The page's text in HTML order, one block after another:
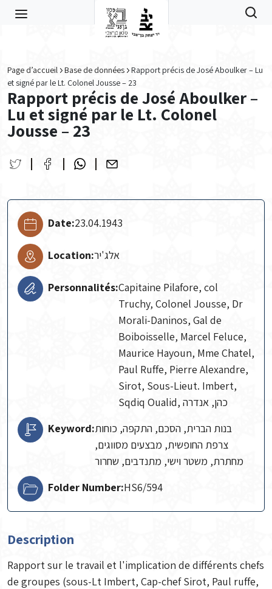
Page d’accueil Base de données
Rapport précis de José Aboulker – Lu
et signé par le Lt. Colonel Jousse – 23
Rapport précis de José Aboulker –
Lu et signé par le Lt. Colonel
Jousse – 23
Date:23.04.1943
Location:אלג'יר
Personnalités:Capitaine Pilafore, col
Truchy, Colonel Jousse, Dr
Morali-Daninos, Gal de
Boiboisselle, Marcel Feluce,
Maurice Hayoun, Mme Chatel,
Paul Ruffe, Pierre Alexandre,
Sirot, Sous-Lieut. Imbert,
Sqdiq Oualid, כהן, אנדרה
Keyword:בנות הברית, הסכם, התקפה, כוחות
צרפת החופשית, מבצעים מסווגים,
מחתרת, משטר וישי, מתנדבים, שחרור
Folder Number:HS6/594
Description
Rapport sur le travail et l'implication de différents chefs
de groupes (sous-Lt Imbert, Cap-chef Sirot, Paul ruffe,